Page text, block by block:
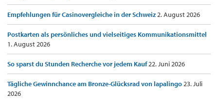
Empfehlungen für Casinovergleiche in der Schweiz2. August 2026
Postkarten als persönliches und vielseitiges Kommunikationsmittel
1. August 2026
So sparst du Stunden Recherche vor jedem Kauf22. Juni 2026
Tägliche Gewinnchance am Bronze-Glücksrad von lapalingo23. Juli
2026